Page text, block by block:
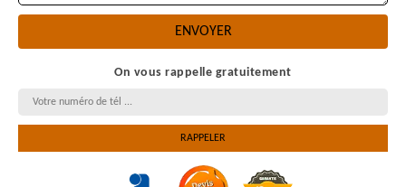
On vous rappelle gratuitement